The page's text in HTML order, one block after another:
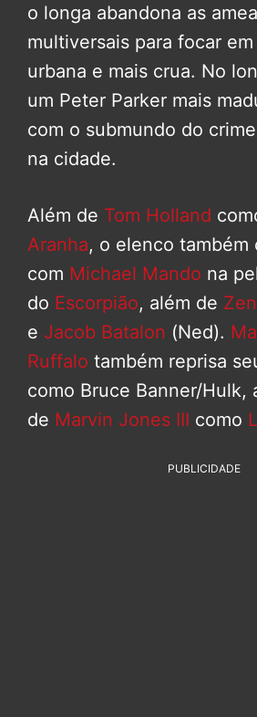
o longa abandona as
multiversais para focar
urbana e mais crua. No
um Peter Parker mais
com o submundo do
na cidade.
Além de Tom Holland
Aranha, o elenco também
com Michael Mando na
do Escorpião, além de
e Jacob Batalon (Ned).
Ruffalo também reprisa
como Bruce Banner/Hulk,
de Marvin Jones III como
PUBLICIDADE